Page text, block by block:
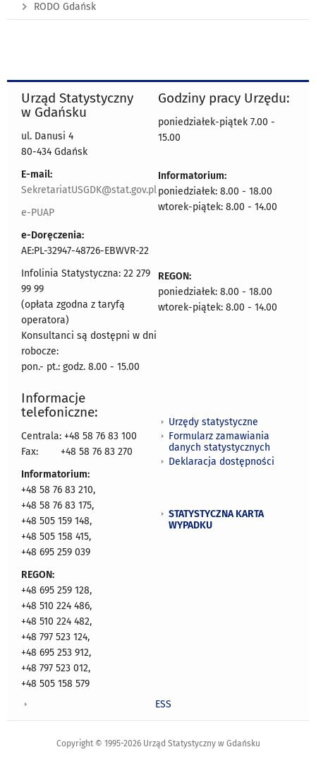
RODO Gdańsk
Urząd Statystyczny
w Gdańsku
ul. Danusi 4
80-434 Gdańsk
E-mail:
SekretariatUSGDK@stat.gov.pl
e-PUAP
e-Doręczenia:
AE:PL-32947-48726-EBWVR-22
Infolinia Statystyczna: 22 279
99 99
(opłata zgodna z taryfą
operatora)
Konsultanci są dostępni w dni
robocze:
pon.- pt.: godz. 8.00 - 15.00
Godziny pracy Urzędu:
poniedziałek-piątek 7.00 -
15.00
Informatorium:
poniedziałek: 8.00 - 18.00
wtorek-piątek: 8.00 - 14.00
REGON:
poniedziałek: 8.00 - 18.00
wtorek-piątek: 8.00 - 14.00
Informacje
telefoniczne:
Centrala: +48 58 76 83 100
Fax:
+48 58 76 83 270
Informatorium:
+48 58 76 83 210,
+48 58 76 83 175,
+48 505 159 148,
+48 505 158 415,
+48 695 259 039
REGON:
+48 695 259 128,
+48 510 224 486,
+48 510 224 482,
+48 797 523 124,
+48 695 253 912,
+48 797 523 012,
+48 505 158 579
Urzędy statystyczne
Formularz zamawiania
danych statystycznych
Deklaracja dostępności
STATYSTYCZNA KARTA
WYPADKU
ESS
Copyright © 1995-2026 Urząd Statystyczny w Gdańsku